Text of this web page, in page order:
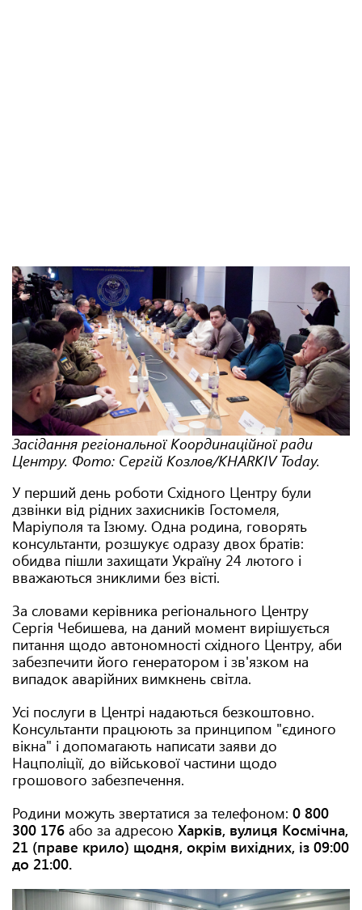
Засідання регіональної Координаційної ради
Центру. Фото: Сергій Козлов/KHARKIV Today.
У перший день роботи Східного Центру були
дзвінки від рідних захисників Гостомеля,
Маріуполя та Ізюму. Одна родина, говорять
консультанти, розшукує одразу двох братів:
обидва пішли захищати Україну 24 лютого і
вважаються зниклими без вісті.
За словами керівника регіонального Центру
Сергія Чебишева, на даний момент вирішується
питання щодо автономності східного Центру, аби
забезпечити його генератором і зв'язком на
випадок аварійних вимкнень світла.
Усі послуги в Центрі надаються безкоштовно.
Консультанти працюють за принципом "єдиного
вікна" і допомагають написати заяви до
Нацполіції, до військової частини щодо
грошового забезпечення.
Родини можуть звертатися за телефоном: 0 800
300 176 або за адресою Харків, вулиця Космічна,
21 (праве крило) щодня, окрім вихідних, із 09:00
до 21:00.